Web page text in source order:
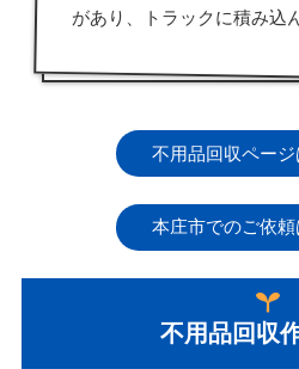
があり、トラックに積み込
不用品回収ページ
本庄市でのご依頼
不用品回収